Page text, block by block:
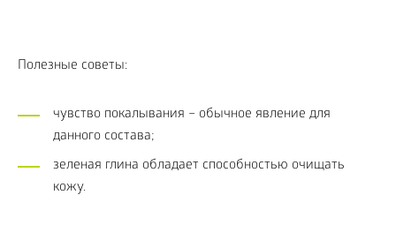
Полезные советы:
чувство покалывания – обычное явление для
данного состава;
зеленая глина обладает способностью очищать
кожу.